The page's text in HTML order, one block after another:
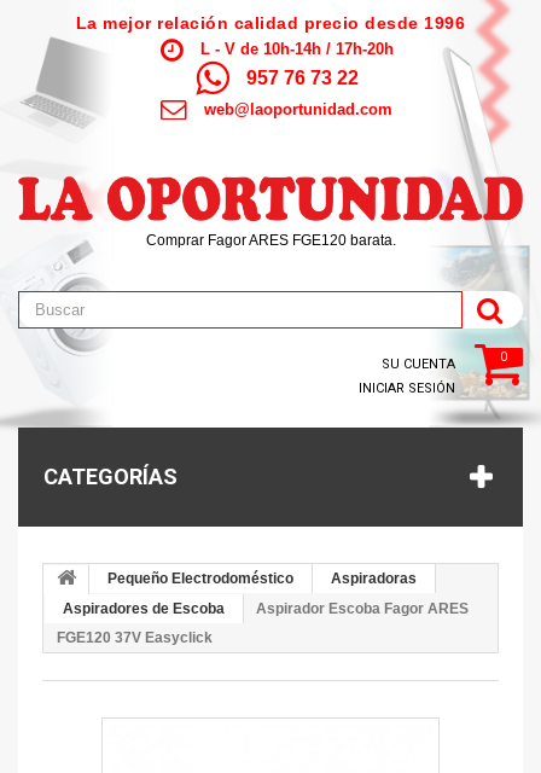
La mejor relación calidad precio desde 1996
L - V de 10h-14h / 17h-20h
957 76 73 22
web@laoportunidad.com
Comprar Fagor ARES FGE120 barata.
0
SU CUENTA
INICIAR SESIÓN
CATEGORÍAS
Pequeño Electrodoméstico
Aspiradoras
Aspiradores de Escoba
Aspirador Escoba Fagor ARES
FGE120 37V Easyclick